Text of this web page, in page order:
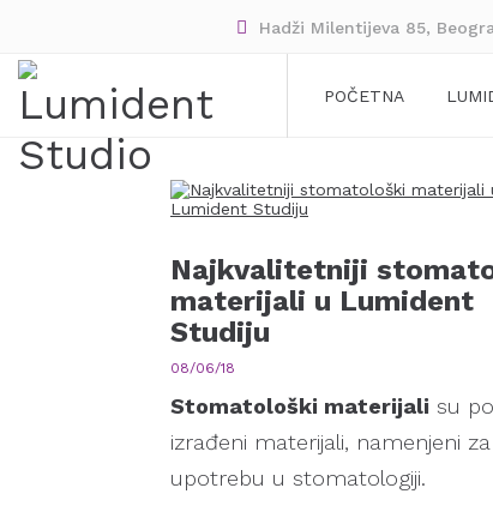
Hadži Milentijeva 85,
POČETNA
Najkvalitetniji
materijali u Lumident
Studiju
08/06/18
Stomatološki materijali su
izrađeni materijali, namenjeni za
upotrebu u stomatologiji.